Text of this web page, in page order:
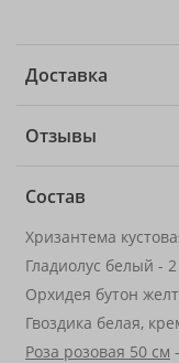
Доставка
Отзывы
Состав
Хризантема
Гладиолус белый -
Орхидея бутон
Гвоздика белая,
Роза розовая 50 см